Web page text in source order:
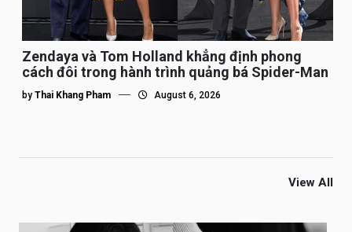
Zendaya và Tom Holland khẳng định phong
cách đôi trong hành trình quảng bá Spider-Man
by Thai Khang Pham August 6, 2026
View All